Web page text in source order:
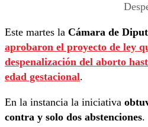
Este martes la Cámara de
aprobaron el proyecto de ley
despenalización del aborto
edad gestacional.
En la instancia la iniciativa
contra y solo dos abstenciones.